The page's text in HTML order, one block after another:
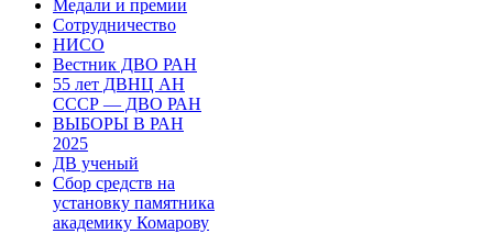
Медали и премии
Сотрудничество
НИСО
Вестник ДВО РАН
55 лет ДВНЦ АН
СССР — ДВО РАН
ВЫБОРЫ В РАН
2025
ДВ ученый
Сбор средств на
установку памятника
академику Комарову